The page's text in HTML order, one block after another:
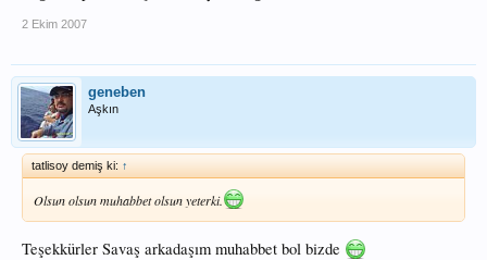
2 Ekim 2007
geneben
Aşkın
tatlisoy demiş ki: ↑
Olsun olsun muhabbet olsun yeterki.
Teşekkürler Savaş arkadaşım muhabbet bol bizde